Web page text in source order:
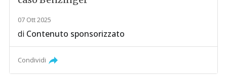
07 Ott 2025
di Contenuto sponsorizzato
Condividi